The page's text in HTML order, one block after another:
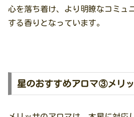
心を落ち着け、より明瞭なコミュ
する香りとなっています。
星のおすすめアロマ③メリ